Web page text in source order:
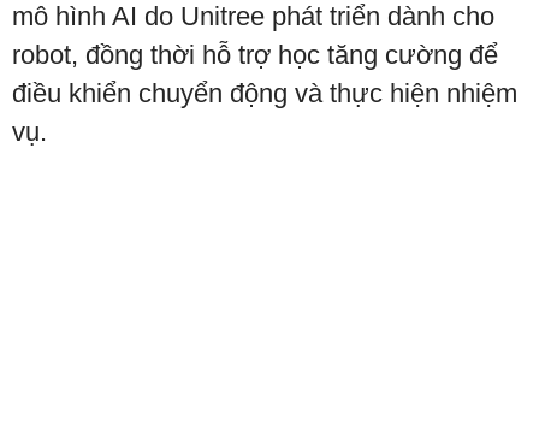
mô hình AI do Unitree phát triển dành cho
robot, đồng thời hỗ trợ học tăng cường để
điều khiển chuyển động và thực hiện nhiệm
vụ.